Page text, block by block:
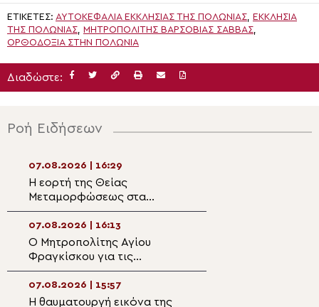
ΕΤΙΚΈΤΕΣ: ΑΥΤΟΚΕΦΑΛΊΑ ΕΚΚΛΗΣΊΑΣ ΤΗΣ ΠΟΛΩΝΊΑΣ ΕΚΚΛΗΣΊΑ
ΤΗΣ ΠΟΛΩΝΊΑΣ ΜΗΤΡΟΠΟΛΊΤΗΣ ΒΑΡΣΟΒΊΑΣ ΣΆΒΒΑΣ
ΟΡΘΟΔΟΞΊΑ ΣΤΗΝ ΠΟΛΩΝΊΑ
Διαδώστε:
Ροή Ειδήσεων
07.08.2026 | 16:29
Η εορτή της Θείας
Μεταμορφώσεως στα
Ιωάννινα
07.08.2026 | 16:13
Ο Μητροπολίτης Αγίου
Φραγκίσκου για τις
πυρκαγιές στο Σποκέιν και
την κοινότητα της Αγίας
Τριάδος
07.08.2026 | 15:57
Η θαυματουργή εικόνα της